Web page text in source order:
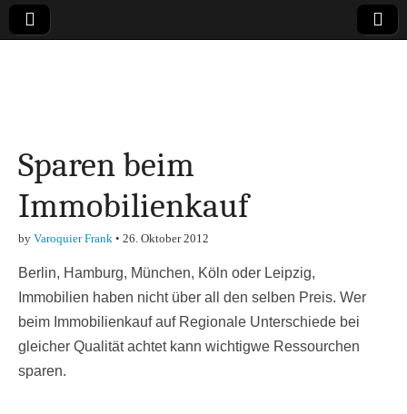
Finanzen,
Marketing-, Vertrieb-
& Investment-Tipps
Sparen beim
Immobilienkauf
by Varoquier Frank • 26. Oktober 2012
Berlin, Hamburg, München, Köln oder Leipzig,
Immobilien haben nicht über all den selben Preis. Wer
beim Immobilienkauf auf Regionale Unterschiede bei
gleicher Qualität achtet kann wichtigwe Ressourchen
sparen.